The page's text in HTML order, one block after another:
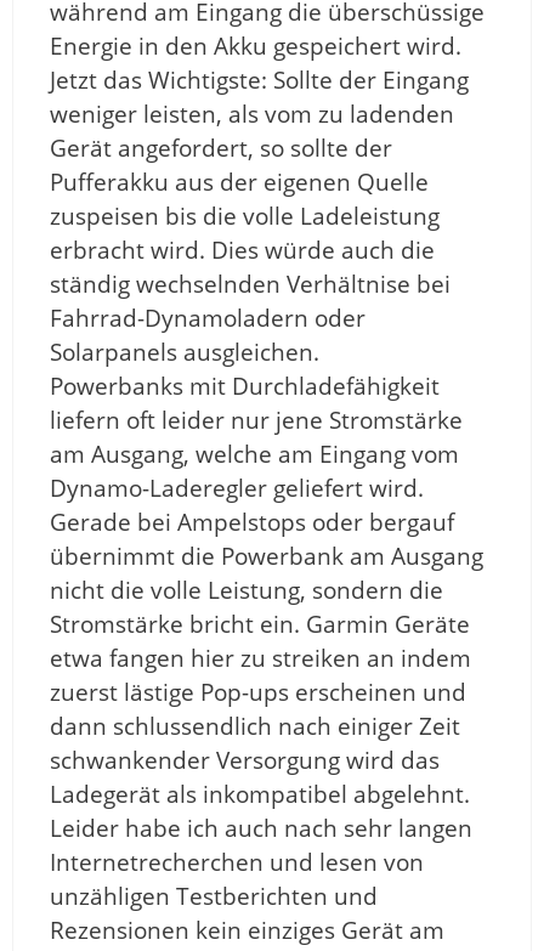
während am Eingang die überschüssige
Energie in den Akku gespeichert wird.
Jetzt das Wichtigste: Sollte der Eingang
weniger leisten, als vom zu ladenden
Gerät angefordert, so sollte der
Pufferakku aus der eigenen Quelle
zuspeisen bis die volle Ladeleistung
erbracht wird. Dies würde auch die
ständig wechselnden Verhältnise bei
Fahrrad-Dynamoladern oder
Solarpanels ausgleichen.
Powerbanks mit Durchladefähigkeit
liefern oft leider nur jene Stromstärke
am Ausgang, welche am Eingang vom
Dynamo-Laderegler geliefert wird.
Gerade bei Ampelstops oder bergauf
übernimmt die Powerbank am Ausgang
nicht die volle Leistung, sondern die
Stromstärke bricht ein. Garmin Geräte
etwa fangen hier zu streiken an indem
zuerst lästige Pop-ups erscheinen und
dann schlussendlich nach einiger Zeit
schwankender Versorgung wird das
Ladegerät als inkompatibel abgelehnt.
Leider habe ich auch nach sehr langen
Internetrecherchen und lesen von
unzähligen Testberichten und
Rezensionen kein einziges Gerät am